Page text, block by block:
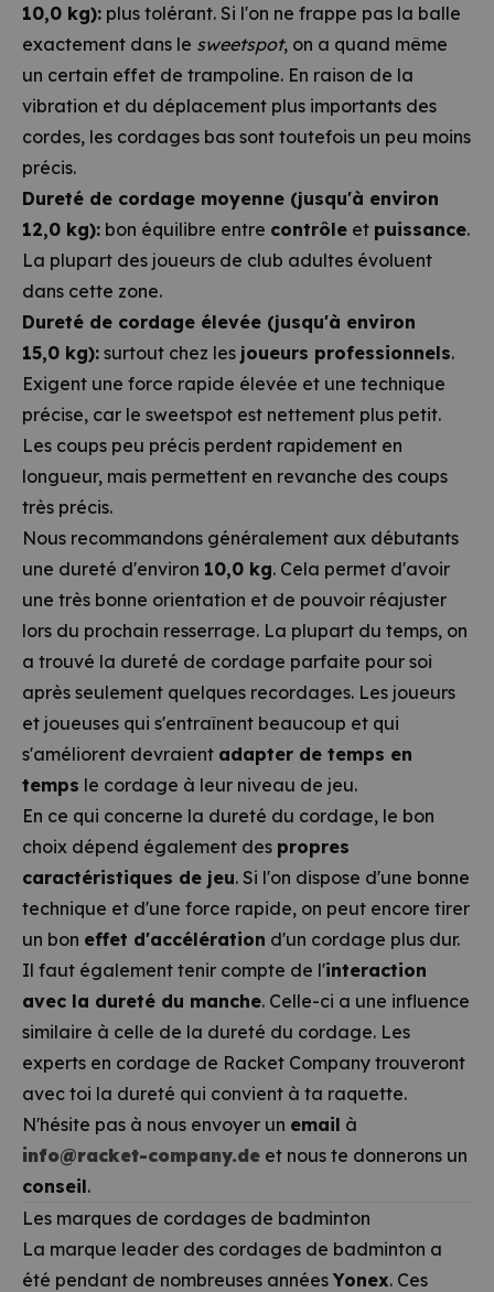
10,0 kg): plus tolérant. Si l'on ne frappe pas la balle
exactement dans le sweetspot, on a quand même
un certain effet de trampoline. En raison de la
vibration et du déplacement plus importants des
cordes, les cordages bas sont toutefois un peu moins
précis.
Dureté de cordage moyenne (jusqu'à environ
12,0 kg): bon équilibre entre contrôle et puissance.
La plupart des joueurs de club adultes évoluent
dans cette zone.
Dureté de cordage élevée (jusqu'à environ
15,0 kg): surtout chez les joueurs professionnels.
Exigent une force rapide élevée et une technique
précise, car le sweetspot est nettement plus petit.
Les coups peu précis perdent rapidement en
longueur, mais permettent en revanche des coups
très précis.
Nous recommandons généralement aux débutants
une dureté d'environ 10,0 kg. Cela permet d'avoir
une très bonne orientation et de pouvoir réajuster
lors du prochain resserrage. La plupart du temps, on
a trouvé la dureté de cordage parfaite pour soi
après seulement quelques recordages. Les joueurs
et joueuses qui s'entraînent beaucoup et qui
s'améliorent devraient adapter de temps en
temps le cordage à leur niveau de jeu.
En ce qui concerne la dureté du cordage, le bon
choix dépend également des propres
caractéristiques de jeu. Si l'on dispose d'une bonne
technique et d'une force rapide, on peut encore tirer
un bon effet d'accélération d'un cordage plus dur.
Il faut également tenir compte de l'interaction
avec la dureté du manche. Celle-ci a une influence
similaire à celle de la dureté du cordage. Les
experts en cordage de Racket Company trouveront
avec toi la dureté qui convient à ta raquette.
N'hésite pas à nous envoyer un email à
info@racket-company.de et nous te donnerons un
conseil.
Les marques de cordages de badminton
La marque leader des cordages de badminton a
été pendant de nombreuses années Yonex. Ces